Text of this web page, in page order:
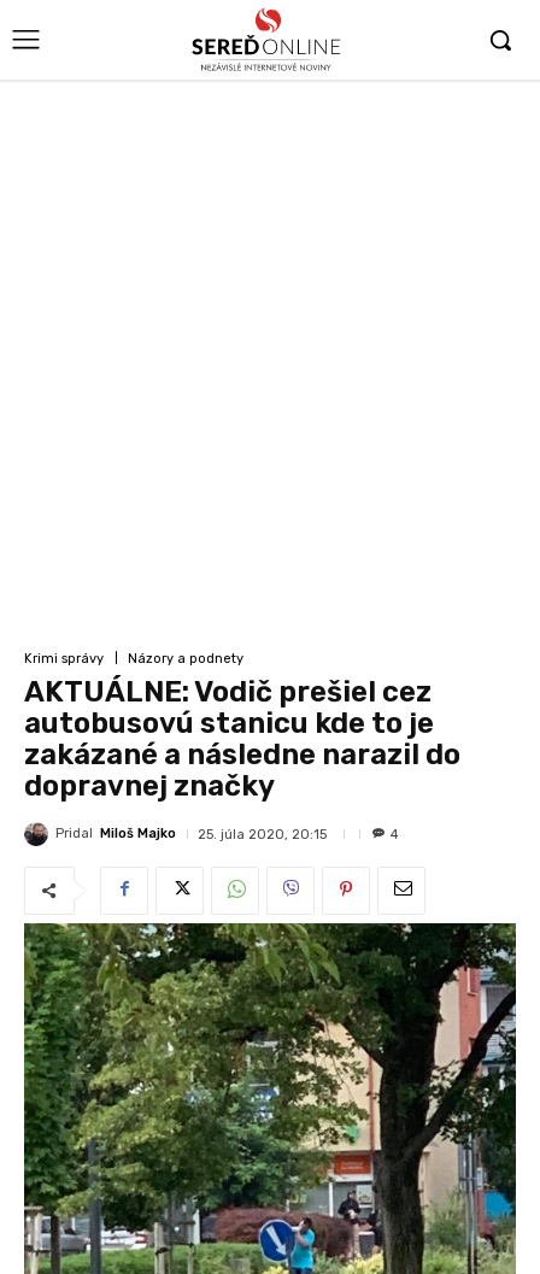
Krimi správy Názory a podnety
AKTUÁLNE: Vodič prešiel cez
autobusovú stanicu kde to je
zakázané a následne narazil do
dopravnej značky
Pridal Miloš Majko 25. júla 2020, 20:15 4